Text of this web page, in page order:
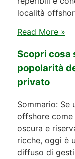
località
Read More »
Scopri cosa
popolarità
privato
Sommario: Se
offshore
oscura e
ricche, oggi è
diffuso di